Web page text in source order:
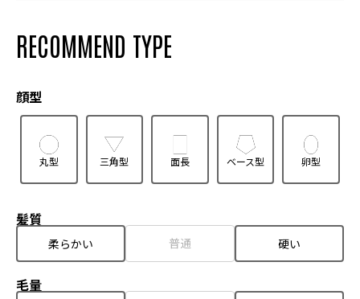
RECOMMEND TYPE
顔型
丸型 三角型 面長 ベース型 卵型
髪質
柔らかい 普通 硬い
毛量